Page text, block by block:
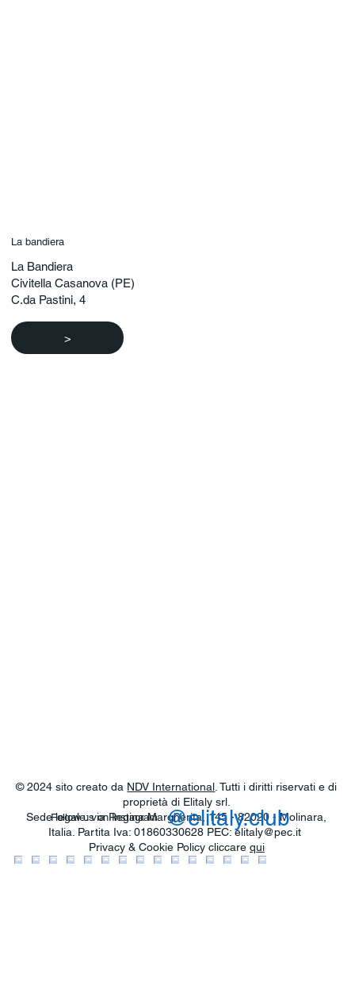
La bandiera
La Bandiera
Civitella Casanova (PE)
C.da Pastini, 4
>
© 2024 sito creato da NDV International . Tutti i diritti riservati e di
proprietà di Elitaly srl.
Sede legale: via Regina Margherita, 145 - 82020 - Molinara,
Italia. Partita Iva: 01860330628 PEC:elitaly@pec.it
Privacy & Cookie Policy cliccare qui
Follow us on Instagram @elitaly.club